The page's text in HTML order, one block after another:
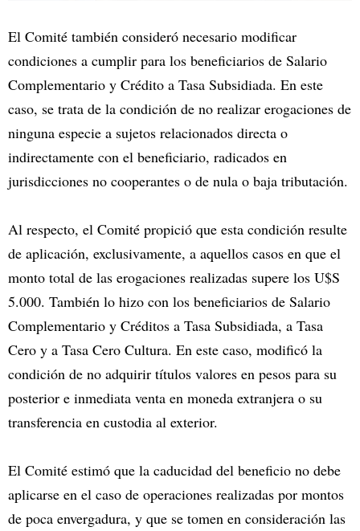
El Comité también consideró necesario modificar
condiciones a cumplir para los beneficiarios de Salario
Complementario y Crédito a Tasa Subsidiada. En este
caso, se trata de la condición de no realizar erogaciones de
ninguna especie a sujetos relacionados directa o
indirectamente con el beneficiario, radicados en
jurisdicciones no cooperantes o de nula o baja tributación.
Al respecto, el Comité propició que esta condición resulte
de aplicación, exclusivamente, a aquellos casos en que el
monto total de las erogaciones realizadas supere los U$S
5.000. También lo hizo con los beneficiarios de Salario
Complementario y Créditos a Tasa Subsidiada, a Tasa
Cero y a Tasa Cero Cultura. En este caso, modificó la
condición de no adquirir títulos valores en pesos para su
posterior e inmediata venta en moneda extranjera o su
transferencia en custodia al exterior.
El Comité estimó que la caducidad del beneficio no debe
aplicarse en el caso de operaciones realizadas por montos
de poca envergadura, y que se tomen en consideración las